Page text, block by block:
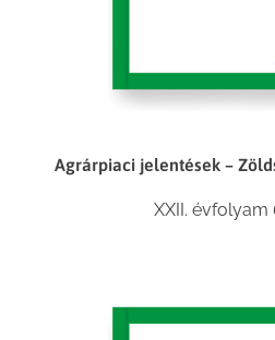
Agrárpiaci jelentések –
XXII. évfolyam